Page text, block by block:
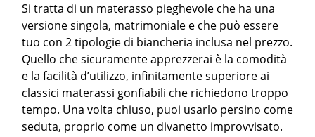
Si tratta di un materasso pieghevole che ha una
versione singola, matrimoniale e che può essere
tuo con 2 tipologie di biancheria inclusa nel prezzo.
Quello che sicuramente apprezzerai è la comodità
e la facilità d’utilizzo, infinitamente superiore ai
classici materassi gonfiabili che richiedono troppo
tempo. Una volta chiuso, puoi usarlo persino come
seduta, proprio come un divanetto improvvisato.